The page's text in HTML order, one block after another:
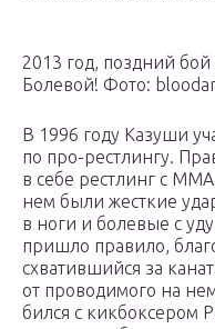
2013 год, поздний
Болевой! Фото:
В 1996 году Казуши
по про-рестлингу.
в себе рестлинг с
нем были жесткие
в ноги и болевые с
пришло правило,
схватившийся за
от проводимого на
бился с кикбоксером